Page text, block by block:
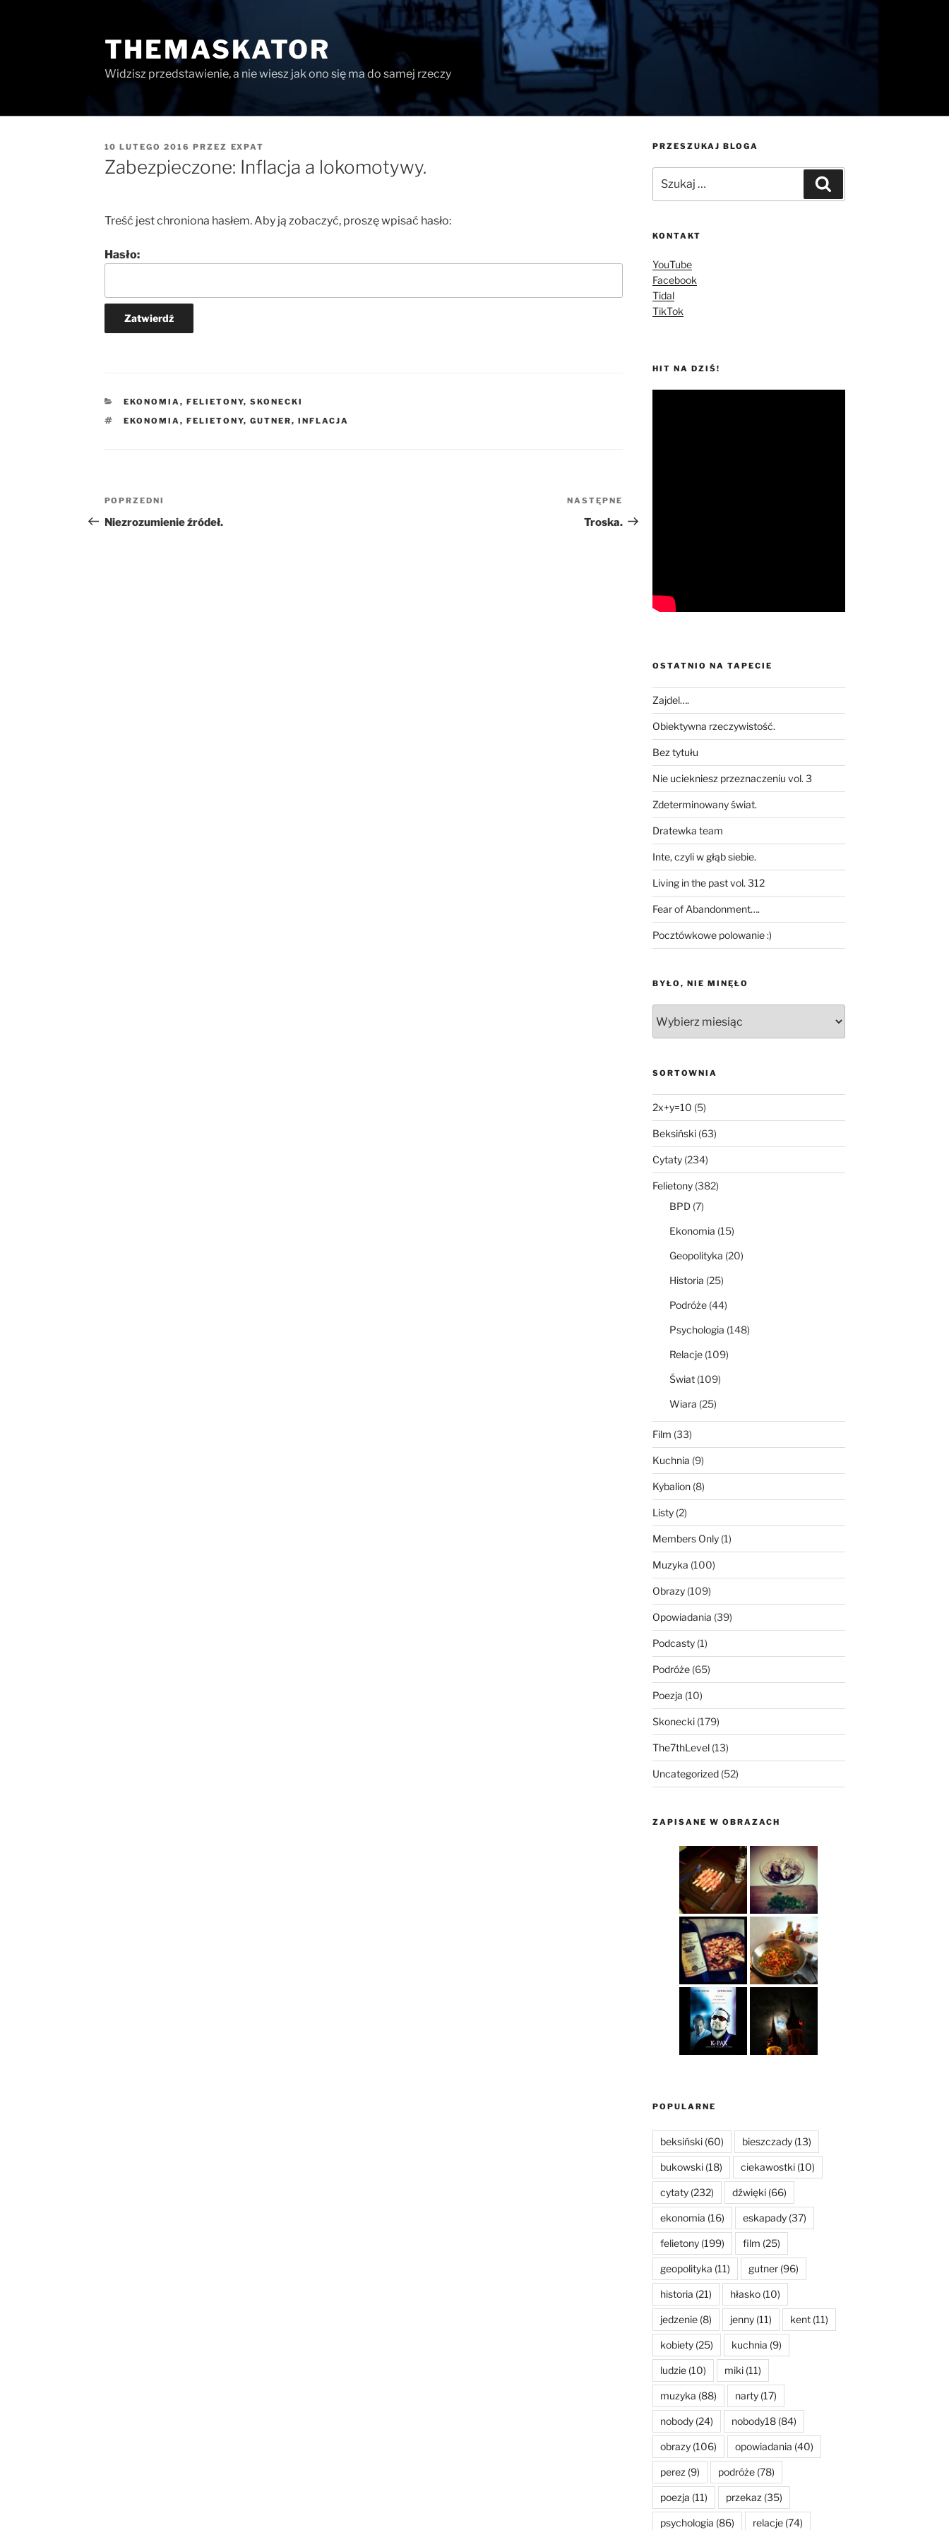
THEMASKATOR
Widzisz przedstawienie, a nie wiesz jak ono się ma do samej rzeczy
OPUBLIKOWANE
W
10 LUTEGO 2016 PRZEZ EXPAT
Zabezpieczone: Inflacja a lokomotywy.
Treść jest chroniona hasłem. Aby ją zobaczyć, proszę wpisać hasło:
Hasło:
KATEGORIE
EKONOMIA , FELIETONY, SKONECKI
TAGI
EKONOMIA , FELIETONY, GUTNER, INFLACJA
Nawigacja
wpisu
Poprzedni
wpis
POPRZEDNI
Niezrozumienie źródeł.
wpis
NASTĘPNE
Troska.
PRZESZUKAJ BLOGA
KONTAKT
YouTube
Facebook
Tidal
TikTok
HIT NA DZIŚ!
OSTATNIO NA TAPECIE
Zajdel….
Obiektywna rzeczywistość.
Bez tytułu
Nie uciekniesz przeznaczeniu vol. 3
Zdeterminowany świat.
Dratewka team
Inte, czyli w głąb siebie.
Living in the past vol. 312
Fear of Abandonment….
Pocztówkowe polowanie :)
BYŁO, NIE MINĘŁO
nie
minęło
SORTOWNIA
2x+y=10 (5)
Beksiński(63)
Cytaty(234)
Felietony(382)
BPD(7)
Ekonomia (15)
Geopolityka (20)
Historia (25)
Podróże(44)
Psychologia (148)
Relacje(109)
Świat(109)
Wiara (25)
Film (33)
Kuchnia (9)
Kybalion(8)
Listy(2)
Members Only(1)
Muzyka (100)
Obrazy(109)
Opowiadania (39)
Podcasty(1)
Podróże(65)
Poezja (10)
Skonecki(179)
The7thLevel(13)
Uncategorized(52)
ZAPISANE W OBRAZACH
POPULARNE
beksiński(60) bieszczady(13)
bukowski(18) ciekawostki(10)
cytaty(232) dźwięki(66)
ekonomia (16) eskapady(37)
felietony(199) film (25)
geopolityka (11) gutner(96)
historia (21) hłasko(10)
jedzenie(8) jenny(11) kent(11)
kobiety(25) kuchnia (9)
ludzie(10) miki(11)
muzyka (88) narty(17)
nobody(24) nobody18(84)
obrazy(106) opowiadania (40)
perez (9) podróże(78)
poezja (11) przekaz (35)
psychologia (86) relacje(74)